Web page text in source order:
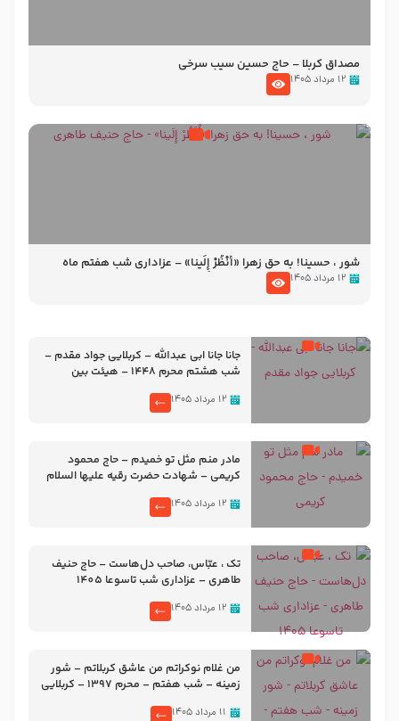
مصداق کربلا – حاج حسین سیب سرخی
۱۲ مرداد ۱۴۰۵
شور ، حسینا! به‌ حق زهرا «أُنْظُرْ إِلَینا» – عزاداری شب هفتم ماه
محرّم 1405
۱۲ مرداد ۱۴۰۵
جانا جانا ابی عبدالله – کربلایی جواد مقدم –
شب هشتم محرم 1448 – هیئت بین
۱۲ مرداد ۱۴۰۵
مادر منم مثل تو خمیدم – حاج محمود
کریمی – شهادت حضرت رقیه علیها السلام
۱۲ مرداد ۱۴۰۵
تک ، عبّاس، صاحب دل‌هاست – حاج حنیف
طاهری – عزاداری شب تاسوعا 1405
۱۲ مرداد ۱۴۰۵
من غلام نوکراتم من عاشق کربلاتم – شور
زمینه – شب هفتم – محرم 1397 – کربلایی
۱۱ مرداد ۱۴۰۵